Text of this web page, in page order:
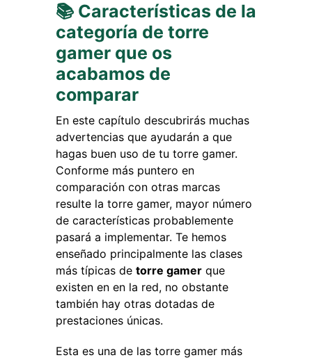
📚 Características de la
categoría de torre
gamer que os
acabamos de
comparar
En este capítulo descubrirás muchas
advertencias que ayudarán a que
hagas buen uso de tu torre gamer.
Conforme más puntero en
comparación con otras marcas
resulte la torre gamer, mayor número
de características probablemente
pasará a implementar. Te hemos
enseñado principalmente las clases
más típicas de torre gamer que
existen en en la red, no obstante
también hay otras dotadas de
prestaciones únicas.
Esta es una de las torre gamer más